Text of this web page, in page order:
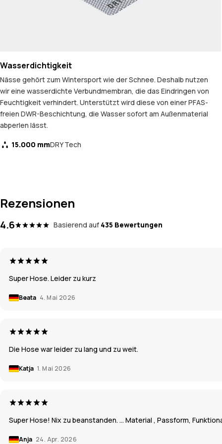
Wasserdichtigkeit
Nässe gehört zum Wintersport wie der Schnee. Deshalb nutzen
wir eine wasserdichte Verbundmembran, die das Eindringen von
Feuchtigkeit verhindert. Unterstützt wird diese von einer PFAS-
freien DWR-Beschichtung, die Wasser sofort am Außenmaterial
abperlen lässt.
15.000 mmDRY Tech
Rezensionen
4.6 Basierend auf 435 Bewertungen
Super Hose. Leider zu kurz
Beata 4. Mai 2026
Die Hose war leider zu lang und zu weit.
Katja 1. Mai 2026
Super Hose! Nix zu beanstanden. … Material , Passform,
Anja 24. Apr. 2026